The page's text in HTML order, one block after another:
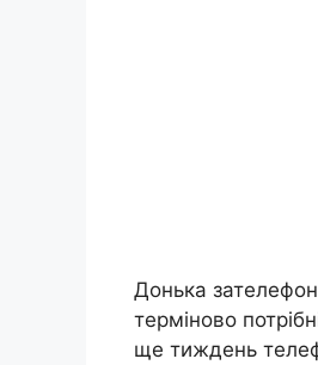
Донька
терміново
ще тиждень